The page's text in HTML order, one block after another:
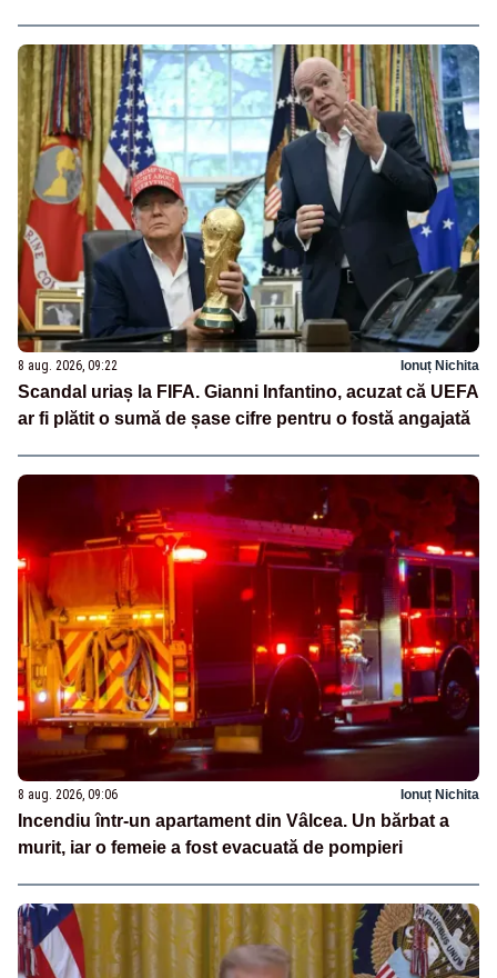
8 aug. 2026, 09:22 Ionuț Nichita
Scandal uriaș la FIFA. Gianni Infantino, acuzat că UEFA
ar fi plătit o sumă de șase cifre pentru o fostă angajată
8 aug. 2026, 09:06 Ionuț Nichita
Incendiu într-un apartament din Vâlcea. Un bărbat a
murit, iar o femeie a fost evacuată de pompieri